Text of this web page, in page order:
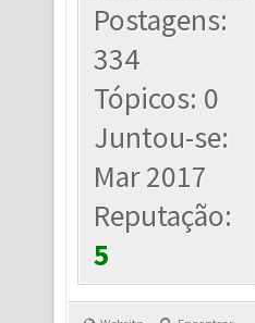
Postagens:
334
Tópicos: 0
Juntou-se:
Mar 2017
Reputação:
5